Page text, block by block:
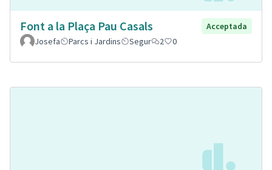
Font a la Plaça Pau Casals
Acceptada
Josefa
Parcs i Jardins Segur 2 0